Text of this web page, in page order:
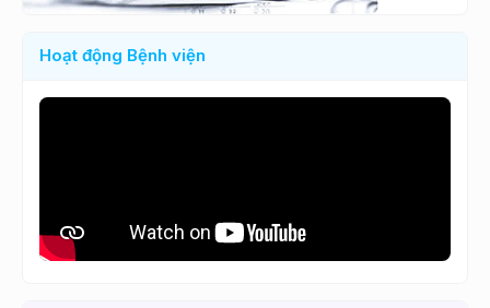
Hoạt động Bệnh viện